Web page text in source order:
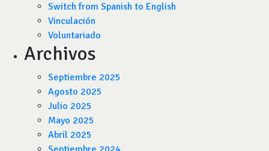
Switch from Spanish to English
Vinculación
Voluntariado
Archivos
Septiembre 2025
Agosto 2025
Julio 2025
Mayo 2025
Abril 2025